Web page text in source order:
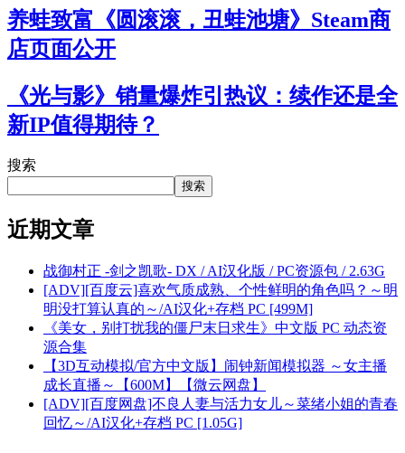
养蛙致富《圆滚滚，丑蛙池塘》Steam商
店页面公开
《光与影》销量爆炸引热议：续作还是全
新IP值得期待？
搜索
搜索
近期文章
战御村正 -剑之凯歌- DX / AI汉化版 / PC资源包 / 2.63G
[ADV][百度云]喜欢气质成熟、个性鲜明的角色吗？～明
明没打算认真的～/AI汉化+存档 PC [499M]
《美女，别打扰我的僵尸末日求生》中文版 PC 动态资
源合集
【3D互动模拟/官方中文版】闹钟新闻模拟器 ～女主播
成长直播～【600M】【微云网盘】
[ADV][百度网盘]不良人妻与活力女儿～菜绪小姐的青春
回忆～/AI汉化+存档 PC [1.05G]